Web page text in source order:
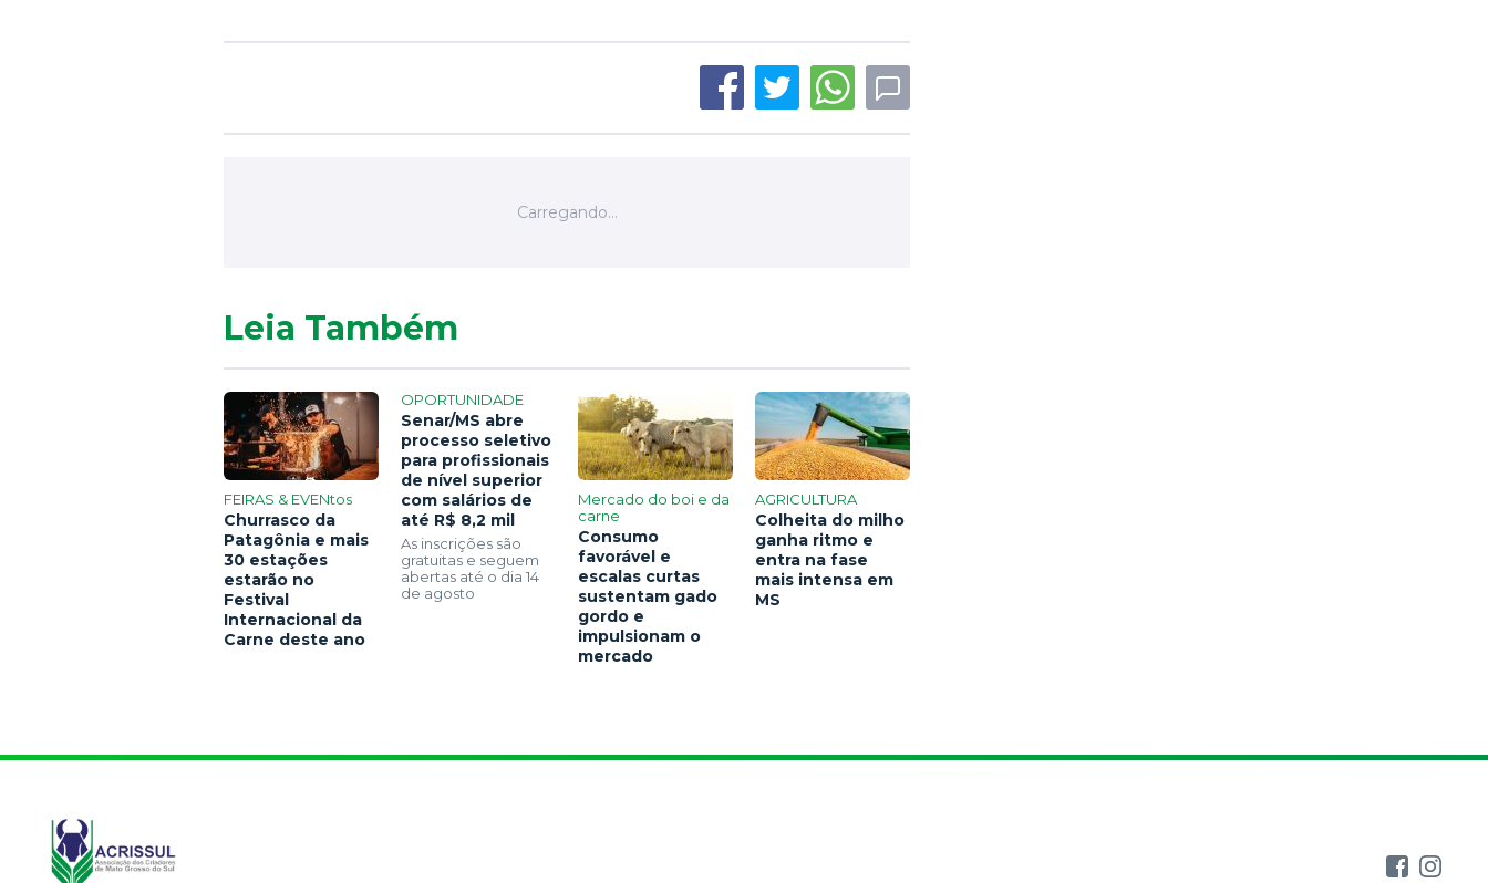
Leia Também
FEIRAS & EVENtos
Churrasco da
Patagônia e mais
30 estações
estarão no
Festival
Internacional da
Carne deste ano
OPORTUNIDADE
Senar/MS abre
processo seletivo
para profissionais
de nível superior
com salários de
até R$ 8,2 mil
As inscrições são
gratuitas e seguem
abertas até o dia 14
de agosto
Mercado do boi e da
carne
Consumo
favorável e
escalas curtas
sustentam gado
gordo e
impulsionam o
mercado
AGRICULTURA
Colheita do milho
ganha ritmo e
entra na fase
mais intensa em
MS